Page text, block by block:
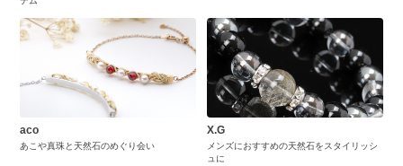
aco
あこや真珠と天然石のめぐり会い
X.G
メンズにおすすめの天然石をスタイリッシ
ュに